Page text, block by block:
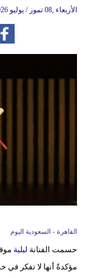
07:51 2026 الأربعاء ,08 تموز / يوليو
القاهرة - السعودية اليوم
حسمت الفنانة لبلبة
مؤكدةً أنها لا تفكر في